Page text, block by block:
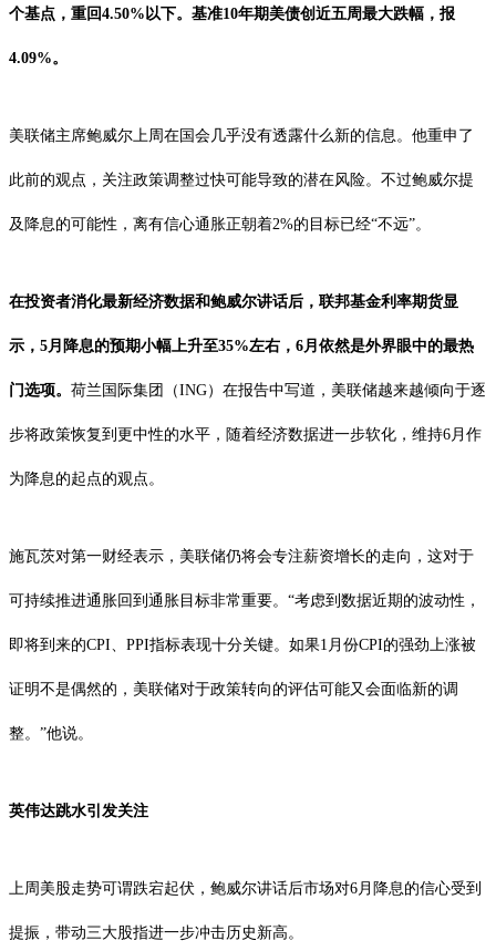
个基点，重回4.50%以下。基准10年期美债创近五周最大跌幅，报
4.09%。
美联储主席鲍威尔上周在国会几乎没有透露什么新的信息。他重申了
此前的观点，关注政策调整过快可能导致的潜在风险。不过鲍威尔提
及降息的可能性，离有信心通胀正朝着2%的目标已经“不远”。
在投资者消化最新经济数据和鲍威尔讲话后，联邦基金利率期货显
示，5月降息的预期小幅上升至35%左右，6月依然是外界眼中的最热
门选项。 荷兰国际集团（ING）在报告中写道，美联储越来越倾向于逐
步将政策恢复到更中性的水平，随着经济数据进一步软化，维持6月作
为降息的起点的观点。
施瓦茨对第一财经表示，美联储仍将会专注薪资增长的走向，这对于
可持续推进通胀回到通胀目标非常重要。“考虑到数据近期的波动性，
即将到来的CPI、PPI指标表现十分关键。如果1月份CPI的强劲上涨被
证明不是偶然的，美联储对于政策转向的评估可能又会面临新的调
整。”他说。
英伟达跳水引发关注
上周美股走势可谓跌宕起伏，鲍威尔讲话后市场对6月降息的信心受到
提振，带动三大股指进一步冲击历史新高。